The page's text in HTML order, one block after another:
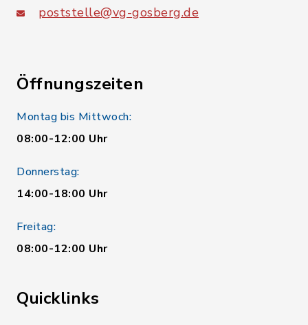
poststelle@vg-gosberg.de
Öffnungszeiten
Montag bis Mittwoch:
08:00-12:00 Uhr
Donnerstag:
14:00-18:00 Uhr
Freitag:
08:00-12:00 Uhr
Quicklinks